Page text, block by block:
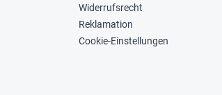
Widerrufsrecht
Reklamation
Cookie-Einstellungen